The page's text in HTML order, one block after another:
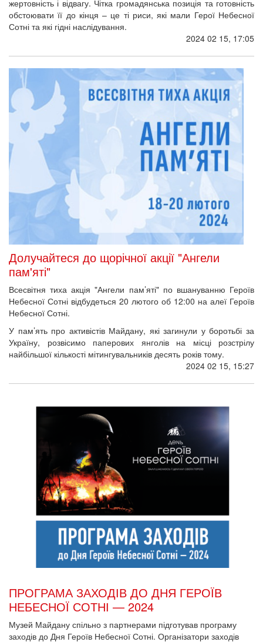
жертовність і відвагу. Чітка громадянська позиція та готовність
обстоювати її до кінця – це ті риси, які мали Герої Небесної
Сотні та які гідні наслідування.
2024 02 15, 17:05
Долучайтеся до щорічної акції "Ангели
пам'яті"
Всесвітня тиха акція "Ангели пам’яті" по вшануванню Героїв
Небесної Сотні відбудеться 20 лютого об 12:00 на алеї Героїв
Небесної Сотні.
У пам’ять про активістів Майдану, які загинули у боротьбі за
Україну, розвісимо паперових янголів на місці розстрілу
найбільшої кількості мітингувальників десять років тому.
2024 02 15, 15:27
ПРОГРАМА ЗАХОДІВ ДО ДНЯ ГЕРОЇВ
НЕБЕСНОЇ СОТНІ — 2024
Музей Майдану спільно з партнерами підготував програму
заходів до Дня Героїв Небесної Сотні. Організатори заходів